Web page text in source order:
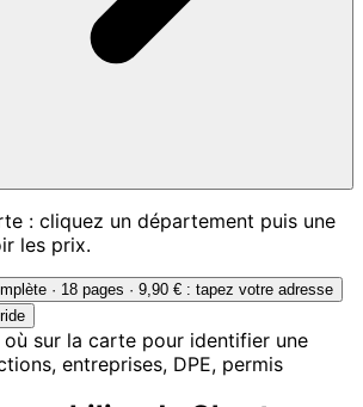
: cliquez un département puis une
les prix.
· 18 pages · 9,90 € : tapez votre adresse
sur la carte pour identifier une
entreprises, DPE, permis